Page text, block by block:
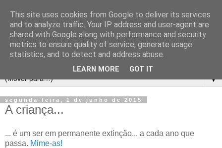
▼
segunda-feira, 1 de junho de 2015
A criança...
... é um ser em permanente extinção... a cada ano que
passa. Mime-as!
This site uses cookies from Google to deliver its services
and to analyze traffic. Your IP address and user-agent are
shared with Google along with performance and security
metrics to ensure quality of service, generate usage
statistics, and to detect and address abuse.
LEARN MORE GOT IT